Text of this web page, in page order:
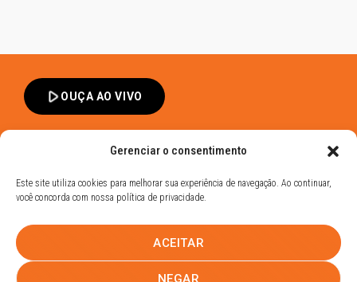
Gerenciar o consentimento
Este site utiliza cookies para melhorar sua experiência de navegação. Ao continuar,
você concorda com nossa política de privacidade.
ACEITAR
NEGAR
play_arrowOUÇA AO VIVO
Política de Privacidade
UHOST